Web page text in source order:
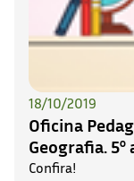
18/10/2019
Oficina
Geografia. 5º
Confira!